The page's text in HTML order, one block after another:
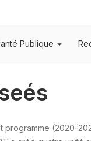
Publique
programme (2020-